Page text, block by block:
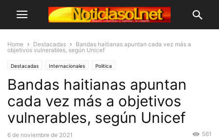
Home Destacadas
Bandas haitianas apuntan cada vez más a
objetivos vulnerables, según Unicef
Destacadas Internacionales Politica
Bandas haitianas apuntan
cada vez más a objetivos
vulnerables, según Unicef
6 de noviembre de 2021 561